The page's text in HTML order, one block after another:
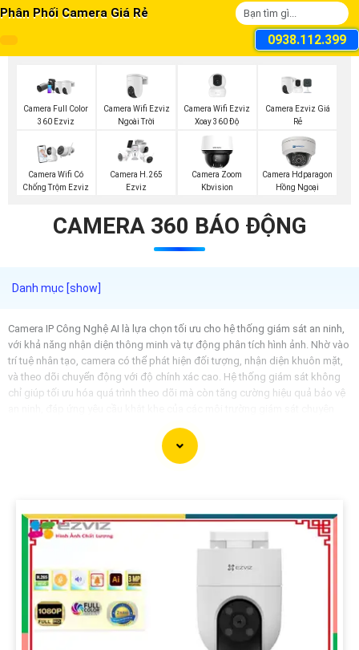
Phân Phối Camera Giá Rẻ
0938.112.399
Camera Full Color
360 Ezviz
Camera Wifi Ezviz
Ngoài Trời
Camera Wifi Ezviz
Xoay 360 Độ
Camera Ezviz Giá
Rẻ
Camera Wifi Có
Chống Trộm Ezviz
Camera H.265
Ezviz
Camera Zoom
Kbvision
Camera Hdparagon
Hồng Ngoại
CAMERA 360 BÁO ĐỘNG
Camera IP Công Nghệ AI là lựa chọn tối ưu cho hệ thống giám sát an ninh,
với khả năng nhận diện thông minh và tự động phân tích hình ảnh. Nhờ vào
trí tuệ nhân tạo, camera có thể phát hiện đối tượng, nhận diện khuôn mặt,
và theo dõi chuyển động với độ chính xác cao. Hệ thống giám sát không
chỉ giúp tối ưu hóa quá trình theo dõi mà còn tăng cường hiệu quả bảo vệ
hoặc nền tảng web mang lại sự tiện lợi tối đa cho người sử dụng, bảo đảm